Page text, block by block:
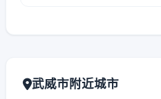
武威市附近城市